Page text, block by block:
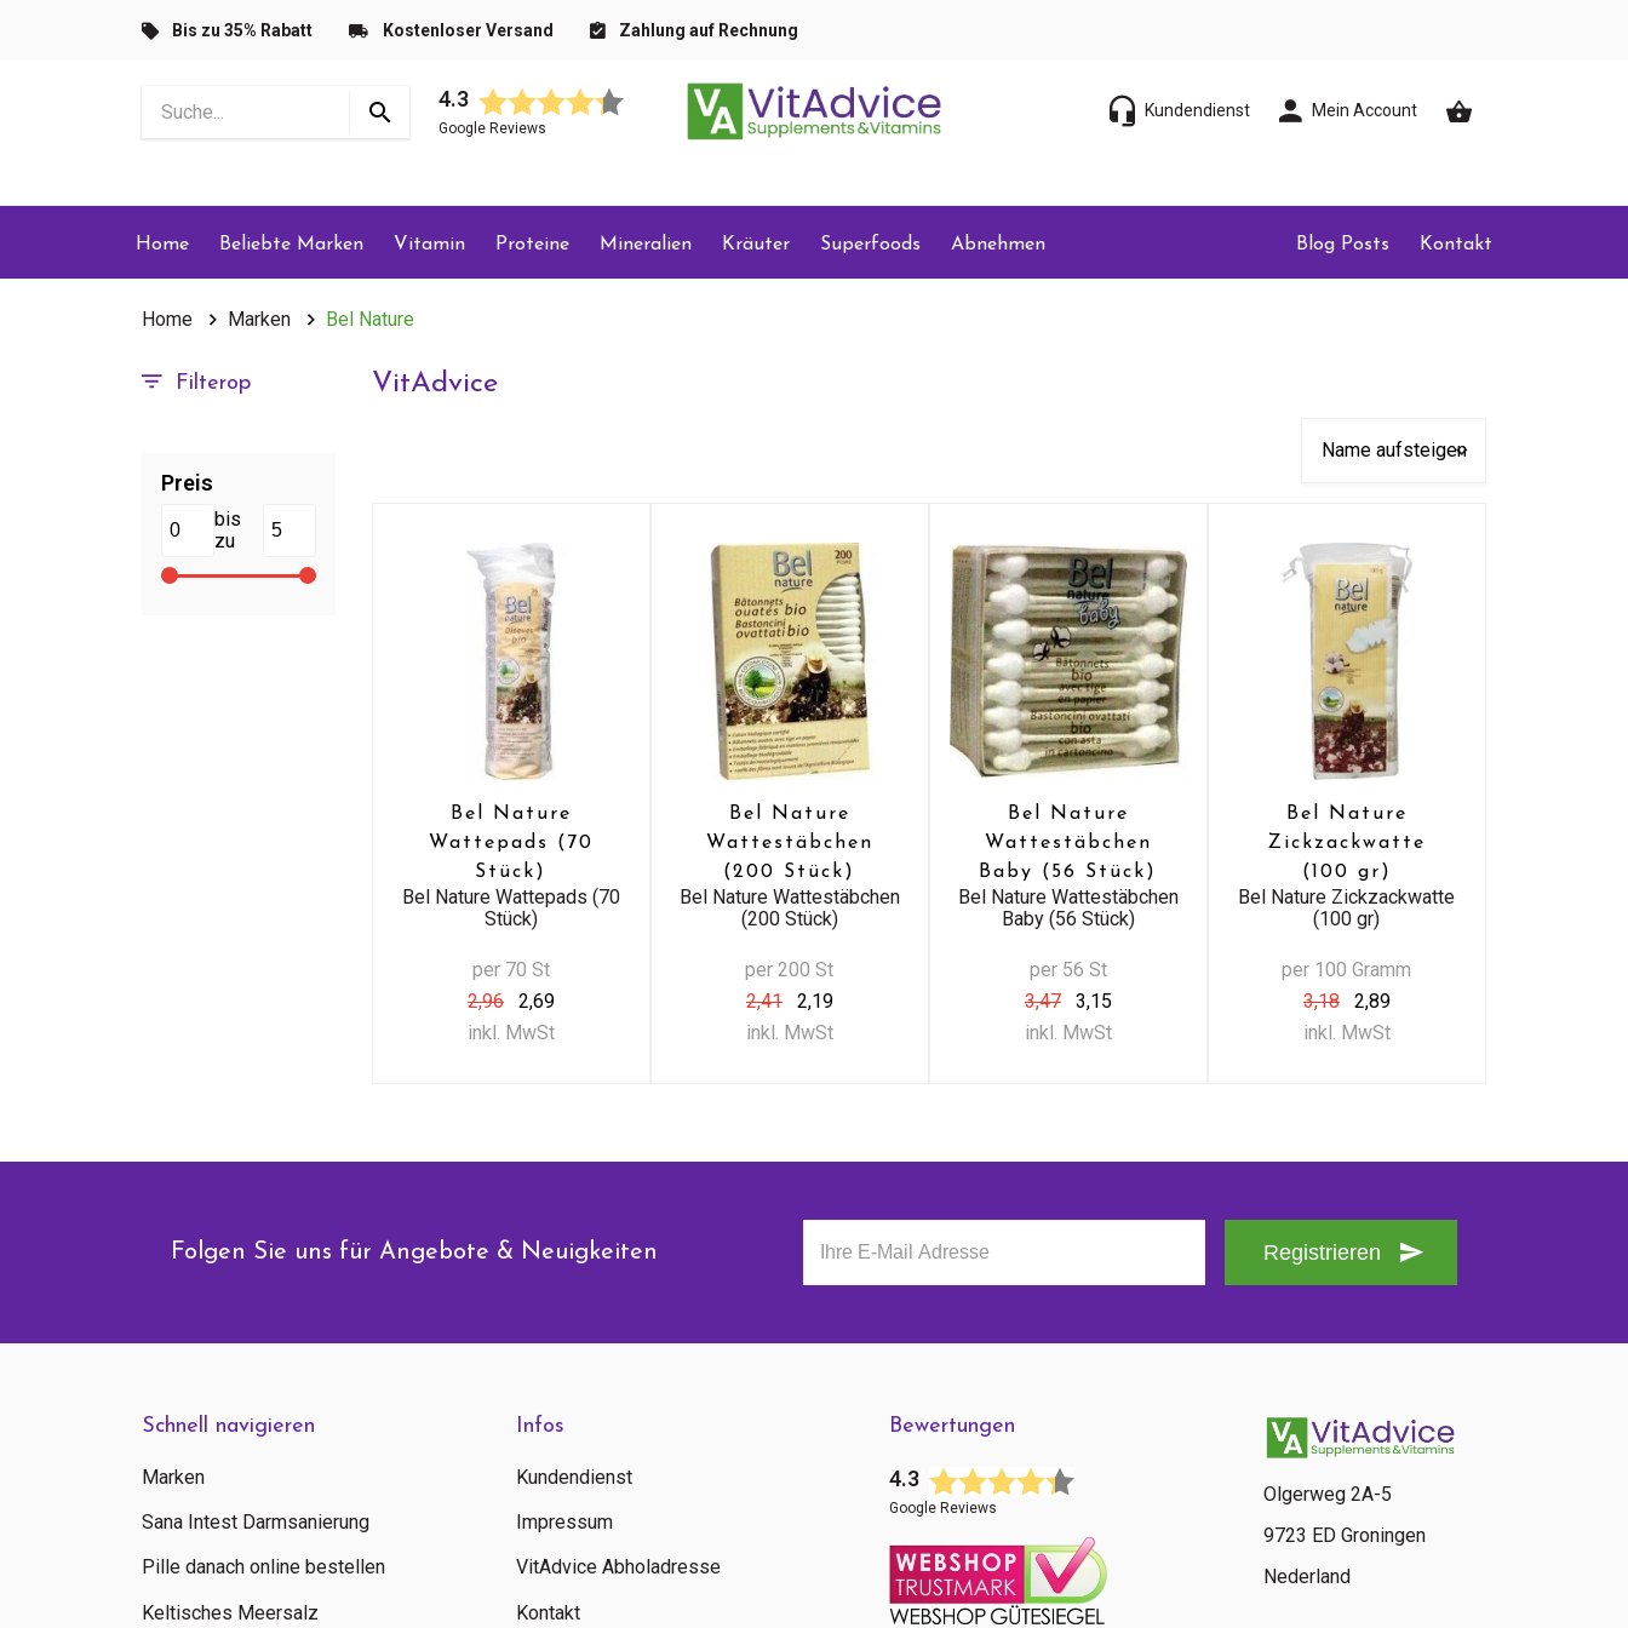
Bis zu 35% Rabatt Kostenloser Versand Zahlung auf Rechnung
4.3
Google Reviews
Kundendienst Mein Account
Home Beliebte Marken Vitamin Proteine Mineralien Kräuter Superfoods Abnehmen Blog Posts Kontakt
Home Marken Bel Nature
Filterop
Preis
bis
zu
VitAdvice
Bel Nature
Wattepads (70
Stück)
Bel Nature Wattepads (70
Stück)
per 70 St
2,96
2,69
inkl. MwSt
Bel Nature
Wattestäbchen
(200 Stück)
Bel Nature Wattestäbchen
(200 Stück)
per 200 St
2,41
2,19
inkl. MwSt
Bel Nature
Wattestäbchen
Baby (56 Stück)
Bel Nature Wattestäbchen
Baby (56 Stück)
per 56 St
3,47
3,15
inkl. MwSt
Bel Nature
Zickzackwatte
(100 gr)
Bel Nature Zickzackwatte
(100 gr)
per 100 Gramm
3,18
2,89
inkl. MwSt
Folgen Sie uns für Angebote & Neuigkeiten Registrieren
Schnell navigieren
Marken
Sana Intest Darmsanierung
Pille danach online bestellen
Keltisches Meersalz
Infos
Kundendienst
Impressum
VitAdvice Abholadresse
Kontakt
Bewertungen
4.3
Google Reviews
Olgerweg 2A-5
9723 ED Groningen
Nederland